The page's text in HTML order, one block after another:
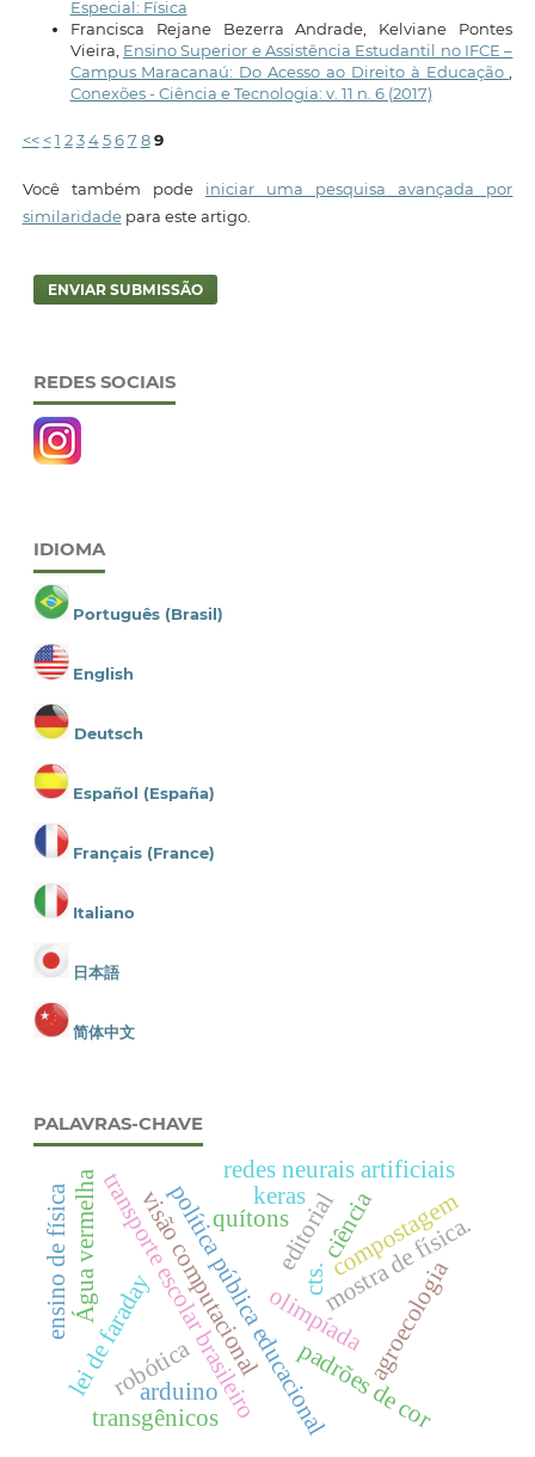
Especial: Física
Francisca Rejane Bezerra Andrade, Kelviane Pontes
Vieira, Ensino Superior e Assistência Estudantil no IFCE –
Campus Maracanaú: Do Acesso ao Direito à Educação
Conexões - Ciência e Tecnologia: v. 11 n. 6 (2017)
<< < 1 2 3 4 5 6 7 8 9
Você também pode iniciar uma pesquisa avançada por
similaridadepara este artigo.
ENVIAR SUBMISSÃO
REDES SOCIAIS
IDIOMA
Português (Brasil)
English
Deutsch
Español (España)
Français (France)
Italiano
日本語
简体中文
PALAVRAS-CHAVE
editorial
olimpíada
política pública educacional
transporte escolar brasileiro padrões de cor
quítons
robótica
redes neurais artificiais
visão computacionalkeras
mostra de física.
transgênicos
cts.
Água vermelha agroecologia
compostagem
ensino de físicalei de faraday
ciência
arduino